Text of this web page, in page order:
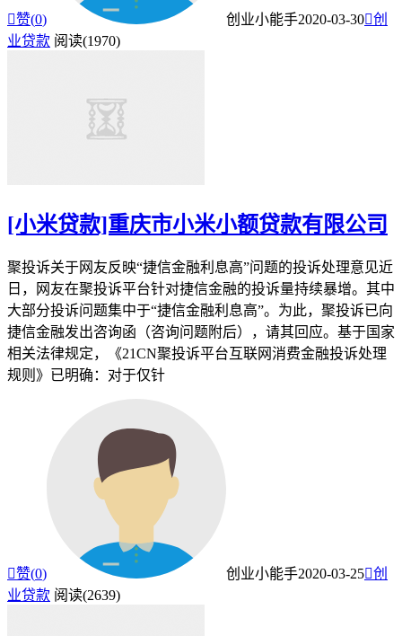
赞(0) 创业小能手2020-03-30创
业贷款 阅读(1970)
[小米贷款]重庆市小米小额贷款有限公司
聚投诉关于网友反映“捷信金融利息高”问题的投诉处理意见近
日，网友在聚投诉平台针对捷信金融的投诉量持续暴增。其中
大部分投诉问题集中于“捷信金融利息高”。为此，聚投诉已向
捷信金融发出咨询函（咨询问题附后），请其回应。基于国家
相关法律规定，《21CN聚投诉平台互联网消费金融投诉处理
规则》已明确：对于仅针
赞(0) 创业小能手2020-03-25创
业贷款 阅读(2639)